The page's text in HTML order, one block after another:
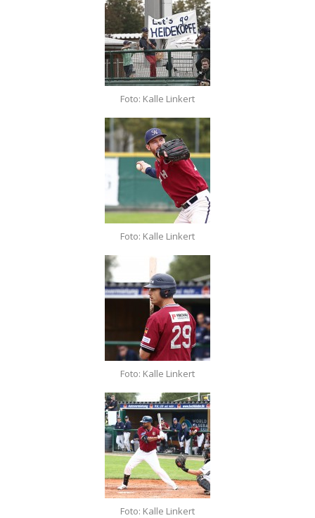
Foto: Kalle Linkert
Foto: Kalle Linkert
Foto: Kalle Linkert
Foto: Kalle Linkert